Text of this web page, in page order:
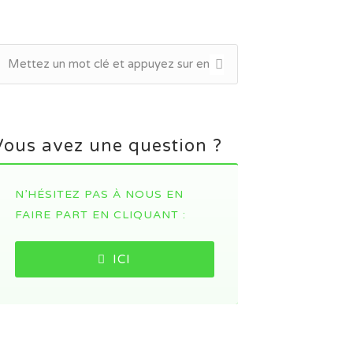
avez une question ?
N’HÉSITEZ PAS À NOUS EN
FAIRE PART EN CLIQUANT :
ICI